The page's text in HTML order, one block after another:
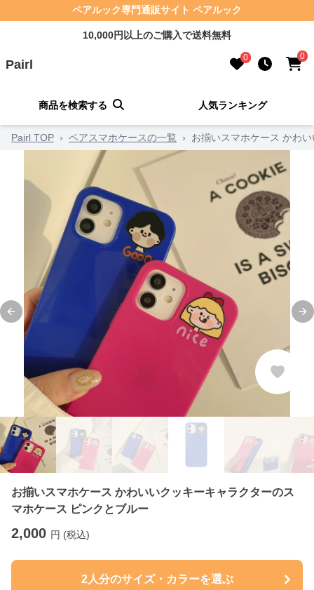
ペアルック専門通販サイト ペアルック
10,000円以上のご購入で送料無料
Pairl 0 0
商品を検索する 人気ランキング
Pairl TOP › ペアスマホケースの一覧 › お揃いスマホケース かわ
Previous slide
お揃いスマホケース かわいいクッキーキャラクターのス
マホケース ピンクとブルー
2,000 円 (税込)
2人分のサイズ・カラーを選ぶ